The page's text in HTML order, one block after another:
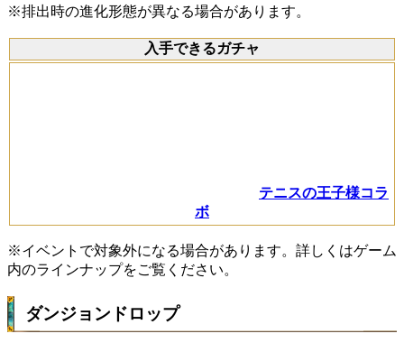
※排出時の進化形態が異なる場合があります。
入手できるガチャ
テニスの王子様コラ
ボ
※イベントで対象外になる場合があります。詳しくはゲーム
内のラインナップをご覧ください。
ダンジョンドロップ